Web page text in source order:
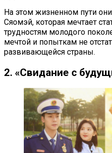
На этом жизненном пути
Сяомэй, которая мечтает
трудностям молодого
мечтой и попыткам не
развивающейся страны.
2. «Свидание с